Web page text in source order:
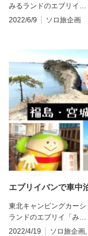
みるランドのエブリイ…
2022/6/9
ソロ旅企画
エブリイバンで車中
東北キャンピングカー
ランドのエブリイ「み…
2022/4/19
ソロ旅企画